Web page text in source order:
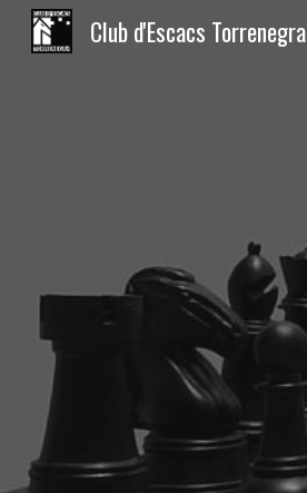
Club d'Escacs Torrenegra